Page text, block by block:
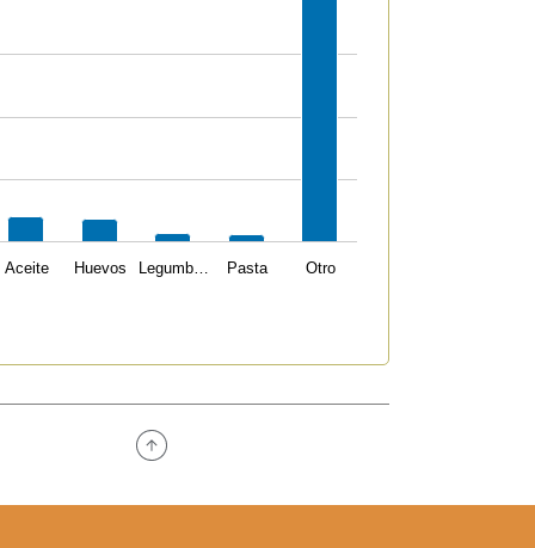
Aceite Huevos Legumb… Pasta Otro